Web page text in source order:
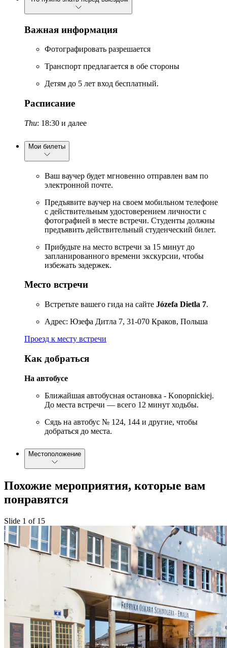
Важная информация
Фотографировать разрешается
Транспорт предлагается в обе стороны
Детям до 5 лет вход бесплатный.
Расписание
Thu: 18:30 и далее
Мои билеты
Ваш ваучер будет мгновенно отправлен вам по
электронной почте.
Предъявите ваучер на своем мобильном телефоне
с действительным удостоверением личности с
фотографией в месте встречи. Студенты должны
предъявить действительный студенческий билет.
Прибудьте на место встречи за 15 минут до
запланированного времени экскурсии, чтобы
избежать задержек.
Место встречи
Встретьте вашего гида на сайте Józefa Dietla 7.
Адрес: Юзефа Дитла 7, 31-070 Краков, Польша
Проезд к месту встречи
Как добраться
На автобусе
Ближайшая автобусная остановка - Konopnickiej.
До места встречи — всего 12 минут ходьбы.
Сядь на автобус № 124, 144 и другие, чтобы
добраться до места.
Местоположение
Похожие мероприятия, которые вам
понравятся
Slide 1 of 15